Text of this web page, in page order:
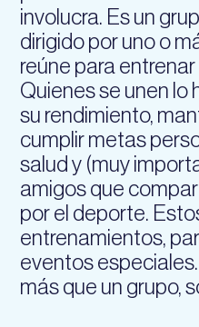
involucra. Es un
dirigido por uno o
reúne para
Quienes se unen lo
su rendimiento,
cumplir metas
salud y (muy
amigos que
por el deporte.
entrenamientos,
eventos
más que un grupo,